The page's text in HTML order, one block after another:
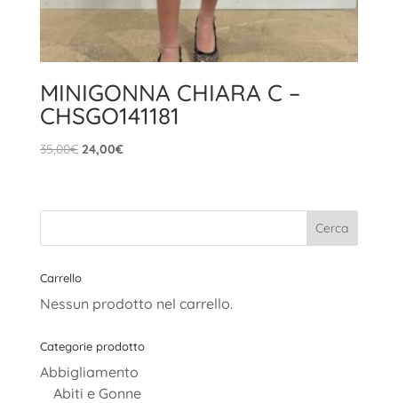
MINIGONNA CHIARA C –
CHSGO141181
35,00€ Il
era:
24,00€Il
è:
Carrello
Nessun prodotto nel carrello.
Categorie prodotto
Abbigliamento
Abiti e Gonne